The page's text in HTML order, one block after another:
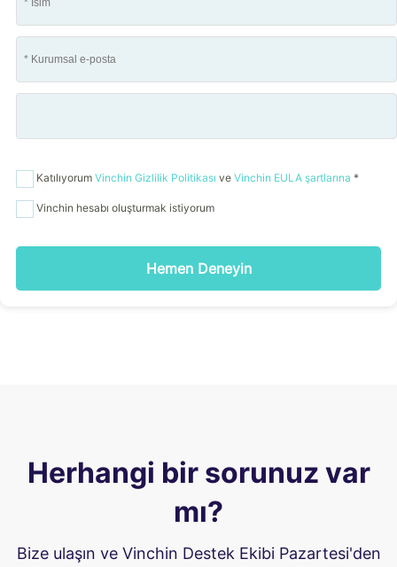
Katılıyorum Vinchin Gizlilik Politikası ve Vinchin EULA şartlarına *
Vinchin hesabı oluşturmak istiyorum
Hemen Deneyin
Herhangi bir sorunuz var
mı?
Bize ulaşın ve Vinchin Destek Ekibi Pazartesi'den